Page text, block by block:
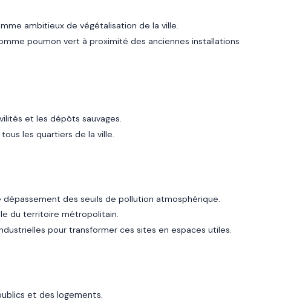
ambitieux de végétalisation de la ville.
poumon vert à proximité des anciennes installations
et les dépôts sauvages.
les quartiers de la ville.
des seuils de pollution atmosphérique.
du territoire métropolitain.
pour transformer ces sites en espaces utiles.
et des logements.